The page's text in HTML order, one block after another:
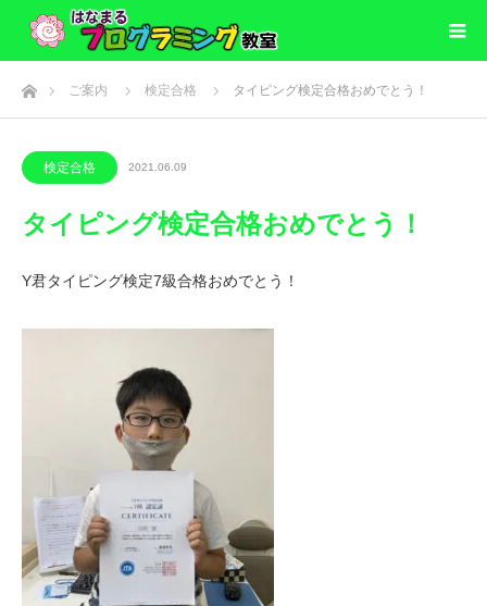
ホームご案内 検定合格 タイピング検定合格おめでとう！
検定合格 2021.06.09
タイピング検定合格おめでとう！
Y君タイピング検定7級合格おめでとう！